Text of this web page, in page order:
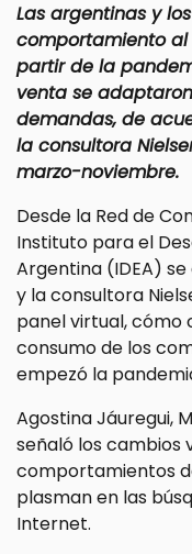
Las argentinas y
comportamiento
partir de la
venta se
demandas, de
la consultora
marzo-noviembre.
Desde la Red de
Instituto para el
Argentina (IDEA)
y la consultora
panel virtual, cómo
consumo de los
empezó la
Agostina Jáuregui,
señaló los cambios
comportamientos
plasman en las
Internet.